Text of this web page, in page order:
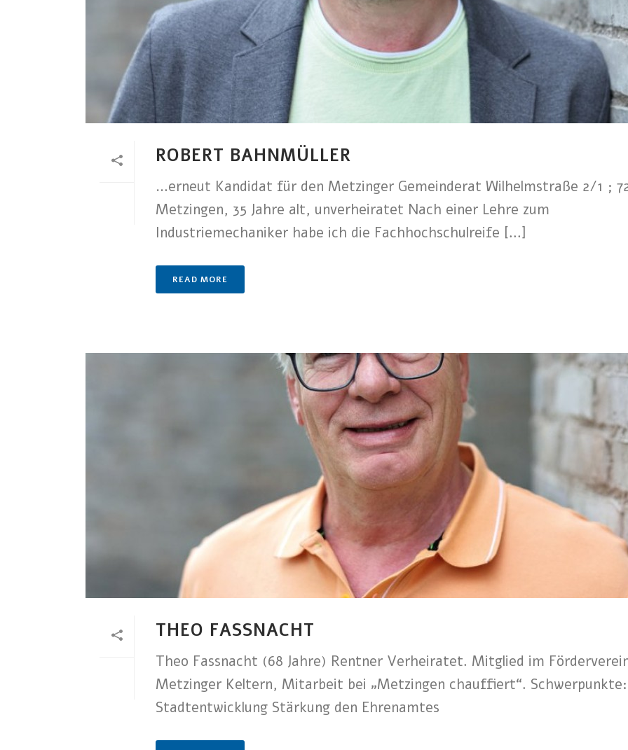
ROBERT BAHNMÜLLER
…erneut Kandidat für den Metzinger Gemeinderat Wilhelmstraße 2/1 ;
Metzingen, 35 Jahre alt, unverheiratet Nach einer Lehre zum
Industriemechaniker habe ich die Fachhochschulreife [...]
READ MORE
THEO FASSNACHT
Theo Fassnacht (68 Jahre) Rentner Verheiratet. Mitglied im
Metzinger Keltern, Mitarbeit bei „Metzingen chauffiert“. Schwerpunkte:
Stadtentwicklung Stärkung den Ehrenamtes